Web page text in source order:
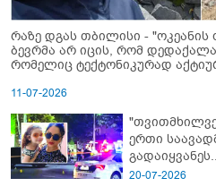
რაზე დგას თბილისი - "ოკეანის
ბევრმა არ იცის, რომ
რომელიც ტექტონიკურად
11-07-2026
ერთი
- გორში
20-07-2026